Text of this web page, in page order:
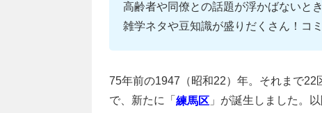
高齢者や同僚との話題が浮かばないと
雑学ネタや豆知識が盛りだくさん！コ
75年前の1947（昭和22）年。それまで
で、新たに「 練馬区 」が誕生しました。